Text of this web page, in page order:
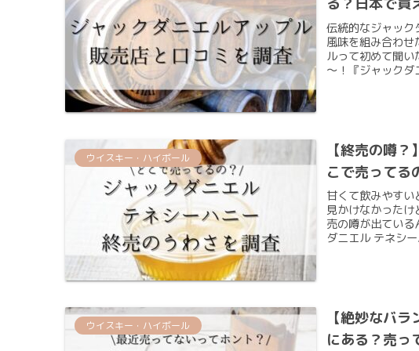
伝統的なジャック
風味を組み合わ
ルって初めて聞
～！『ジャック
ウイスキー・ハイボール
【終売の噂
こで売ってる
甘くて飲みやす
見かけなかった
売の噂が出てい
ダニエル テネシ
ウイスキー・ハイボール
【絶妙なバ
にある？売っ